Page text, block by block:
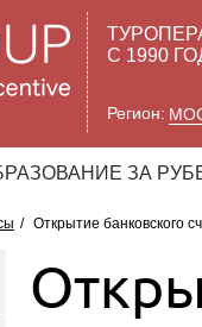
С 1990
Регион:
ЗА
/ Открытие банковского